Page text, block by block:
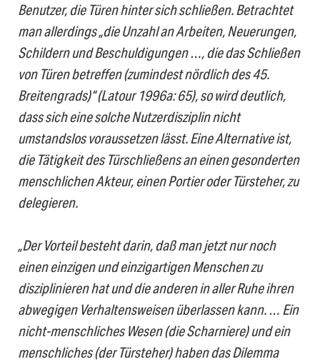
Benutzer, die Türen hinter sich schließen. Betrachtet
man allerdings „die Unzahl an Arbeiten, Neuerungen,
Schildern und Beschuldigungen …, die das Schließen
von Türen betreffen (zumindest nördlich des 45.
Breitengrads)“ (Latour 1996a: 65), so wird deutlich,
dass sich eine solche Nutzerdisziplin nicht
umstandslos voraussetzen lässt. Eine Alternative ist,
die Tätigkeit des Türschließens an einen gesonderten
menschlichen Akteur, einen Portier oder Türsteher, zu
delegieren.
„Der Vorteil besteht darin, daß man jetzt nur noch
einen einzigen und einzigartigen Menschen zu
disziplinieren hat und die anderen in aller Ruhe ihren
abwegigen Verhaltensweisen überlassen kann. … Ein
nicht-menschliches Wesen (die Scharniere) und ein
menschliches (der Türsteher) haben das Dilemma